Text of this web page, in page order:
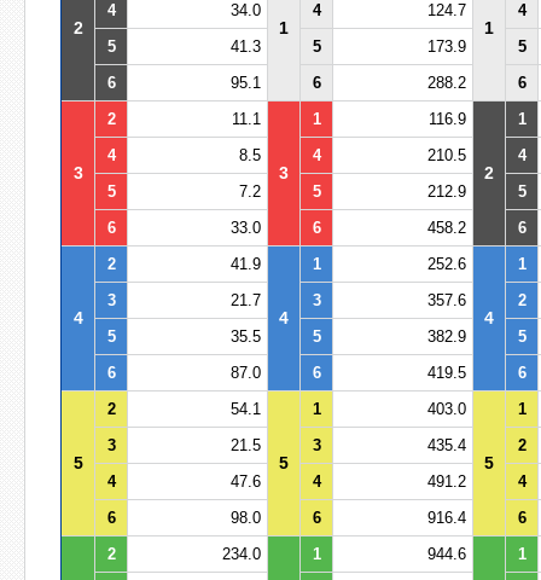
2 1 1
4
34.0 4 124.7
4
5
41.3 5 173.9
5
6
95.1 6 288.2 6
3
2 11.1
3
1 116.9
2
1
4
8.5 4 210.5
4
5
7.2 5 212.9
5
6
33.0 6 458.2 6
4
2 41.9
4
1 252.6
4
1
3
21.7 3 357.6
2
5
35.5 5 382.9
5
6
87.0 6 419.5 6
5
2 54.1
5
1 403.0
5
1
3
21.5 3 435.4
2
4
47.6 4 491.2
4
6
98.0 6 916.4 6
2 234.0 1 944.6
1